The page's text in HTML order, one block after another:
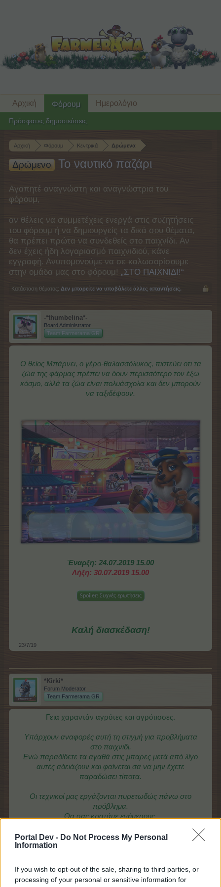
Portal Dev - Do Not Process My Personal
Information
If you wish to opt-out of the sale, sharing to third parties, or
processing of your personal or sensitive information for
Αρχική Φόρουμ Κεντρικά Δρώμενα
Δρώμενο Το ναυτικό παζάρι
Αγαπητέ αναγνώστη και αναγνώστρια του
φόρουμ,
αν θέλεις να συμμετέχεις ενεργά στις συζητήσεις
του φόρουμ ή να δημιουργείς τα δικά σου θέματα,
θα πρέπει πρώτα να συνδεθείς στο παιχνίδι. Αν
δεν έχεις ήδη λογαριασμό παιχνιδιού, κάνε
εγγραφή. Ανυπομονούμε να σε καλωσορίσουμε
στην ομάδα μας στο φόρουμ! „ΣΤΟ ΠΑΙΧΝΙΔΙ!“
Κατάσταση θέματος: Δεν μπορείτε να υποβάλετε άλλες απαντήσεις.
-*thumbelina*-
Board Administrator
Team Farmerama GR
Ο θείος Μπάρνει, ο γέρο-θαλασσόλυκος, πιστεύει οτι τα
ζώα της φάρμας πρέπει να δουν περισσότερο τον έξω
κόσμο, αλλά τα ζώα είναι πολυάσχολα και δεν μπορούν
να ταξιδέψουν.
Έναρξη: 24.07.2019 15.00
Λήξη: 30.07.2019 15.00
Spoiler: Συχνές ερωτήσεις
Καλή διασκέδαση!
23/7/19
*Kirki*
Forum Moderator
Team Farmerama GR
Γεια χαραντάν αγρότες και αγρότισσες.
Υπάρχουν αναφορές αυτή τη στιγμή για προβλήματα
στο παιχνιδι.
Ενώ παραδίδετε τα αγαθά στις μπαρες μετά από λίγο
αυτές αδειάζουν και φαίνεται σα να μην έχετε
παραδώσει τίποτα.
Οι τεχνικοί μας εργάζονται πυρετωδώς πάνω στο
πρόβλημα.
Θα σας κρατάμε ενήμερους.
Σας ευχαριστούμε για την υπομονή σας.
Η Ομάδα του FARMERAMA
Αρχική Φόρουμ
Πρόσφατες δημοσιεύσεις
Ημερολόγιο